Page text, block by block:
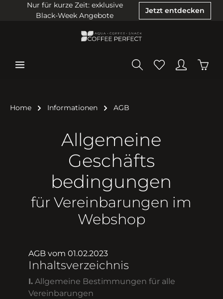
Nur für kurze Zeit: exklusive
Black-Week Angebote
Jetzt entdecken
Home Informationen AGB
Allgemeine
Geschäfts­­
bedingungen
für Vereinbarungen im
Webshop
AGB vom 01.02.2023
Inhaltsverzeichnis
I. Allgemeine Bestimmungen für alle
Vereinbarungen